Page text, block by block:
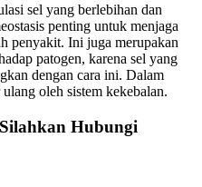
sel yang berlebihan dan
penting untuk menjaga
penyakit. Ini juga merupakan
patogen, karena sel yang
dengan cara ini. Dalam
oleh sistem kekebalan.
Hubungi